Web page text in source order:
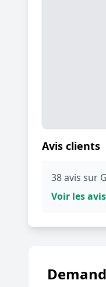
Avis clients
38 avis sur
Voir les